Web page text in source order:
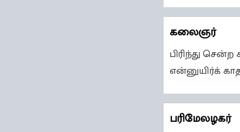
கலைஞர்
பிரிந்து
என்னுயிர்க்
பரிமேலழகர்